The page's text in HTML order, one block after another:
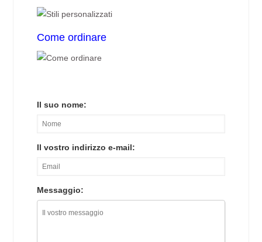
Come ordinare
Il suo nome:
Il vostro indirizzo e-mail:
Messaggio: